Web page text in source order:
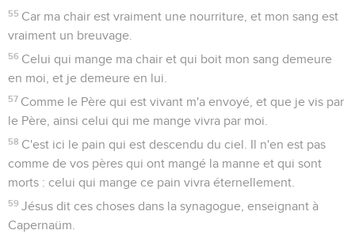
55 Car ma chair est vraiment une nourriture, et mon sang est
vraiment un breuvage.
56 Celui qui mange ma chair et qui boit mon sang demeure
en moi, et je demeure en lui.
57 Comme le Père qui est vivant m'a envoyé, et que je vis par
le Père, ainsi celui qui me mange vivra par moi.
58 C'est ici le pain qui est descendu du ciel. Il n'en est pas
comme de vos pères qui ont mangé la manne et qui sont
morts : celui qui mange ce pain vivra éternellement.
59 Jésus dit ces choses dans la synagogue, enseignant à
Capernaüm.